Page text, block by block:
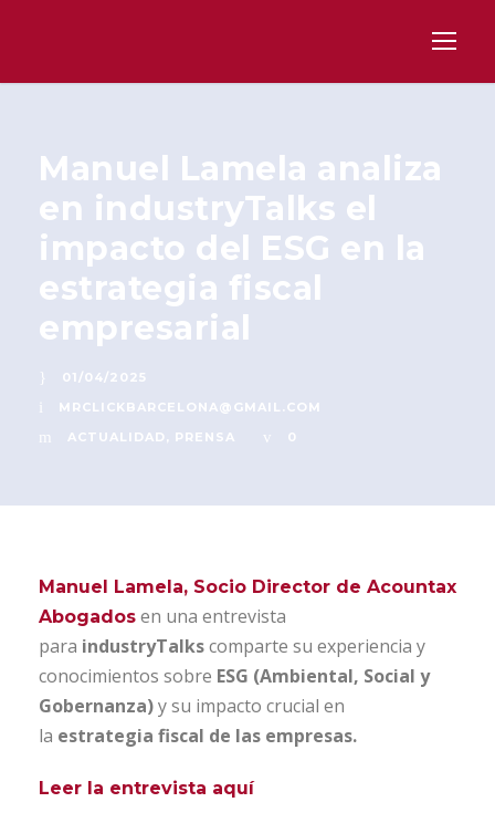
Manuel Lamela analiza
en industryTalks el
impacto del ESG en la
estrategia fiscal
empresarial
01/04/2025
MRCLICKBARCELONA@GMAIL.COM
ACTUALIDAD , PRENSA 0
Manuel Lamela, Socio Director de Acountax
Abogados en una entrevista
para industryTalkscomparte su experiencia y
conocimientos sobre ESG (Ambiental, Social y
Gobernanza)y su impacto crucial en
la estrategia fiscal de las empresas.
Leer la entrevista aquí